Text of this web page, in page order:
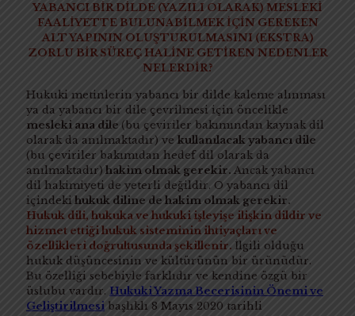
YABANCI BİR DİLDE (YAZILI OLARAK) MESLEKİ
FAALİYETTE BULUNABİLMEK İÇİN GEREKEN
ALT YAPININ OLUŞTURULMASINI (EKSTRA)
ZORLU BİR SÜREÇ HALİNE GETİREN NEDENLER
NELERDİR?
Hukuki metinlerin yabancı bir dilde kaleme alınması
ya da yabancı bir dile çevrilmesi için öncelikle
mesleki ana dile (bu çeviriler bakımından kaynak dil
olarak da anılmaktadır) ve kullanılacak yabancı dile
(bu çeviriler bakımıdan hedef dil olarak da
anılmaktadır) hakim olmak gerekir. Ancak yabancı
dil hakimiyeti de yeterli değildir. O yabancı dil
içindekihukuk diline de hakim olmak gerekir.
Hukuk dili, hukuka ve hukuki işleyişe ilişkin dildir ve
hizmet ettiği hukuk sisteminin ihtiyaçları ve
özellikleri doğrultusunda şekillenir. İlgili olduğu
hukuk düşüncesinin ve kültürünün bir ürünüdür.
Bu özelliği sebebiyle farklıdır ve kendine özgü bir
üslubu vardır. Hukuki Yazma Becerisinin Önemi ve
Geliştirilmesi başlıklı 8 Mayıs 2020 tarihli